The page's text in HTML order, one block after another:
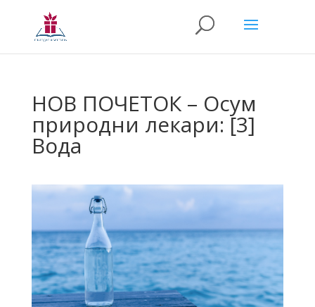
НОВ ПОЧЕТОК – Осум
природни лекари: [3]
Вода